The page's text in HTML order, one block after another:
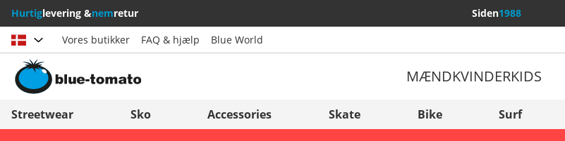
Hurtiglevering &nemretur Siden1988
Vælg land
Österreich
Italia (Italiano)
Slovenija
Vores butikker FAQ & hjælp Blue World
MÆNDKVINDERKIDS
Streetwear Sko Accessories Skate Bike Surf